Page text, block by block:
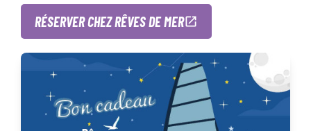
RÉSERVER CHEZ RÊVES DE MER